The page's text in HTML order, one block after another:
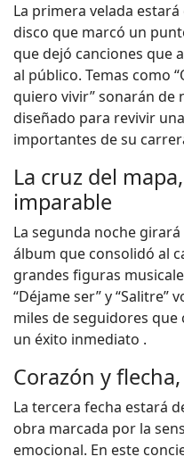
La primera velada
disco que marcó un
que dejó canciones que
al público. Temas como
quiero vivir” sonarán de
diseñado para revivir
importantes de su
La cruz del
imparable
La segunda noche
álbum que consolidó al
grandes figuras
“Déjame ser” y “Salitre”
miles de seguidores
un éxito inmediato .
Corazón y
La tercera fecha estará
obra marcada por la
emocional. En este